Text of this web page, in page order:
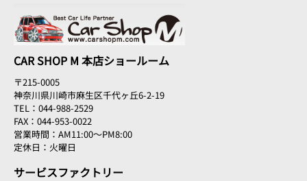
CAR SHOP M 本店ショールーム
〒215-0005
神奈川県川崎市麻生区千代ヶ丘6-2-19
TEL：044-988-2529
FAX：044-953-0022
営業時間：AM11:00～PM8:00
定休日：火曜日
サービスファクトリー